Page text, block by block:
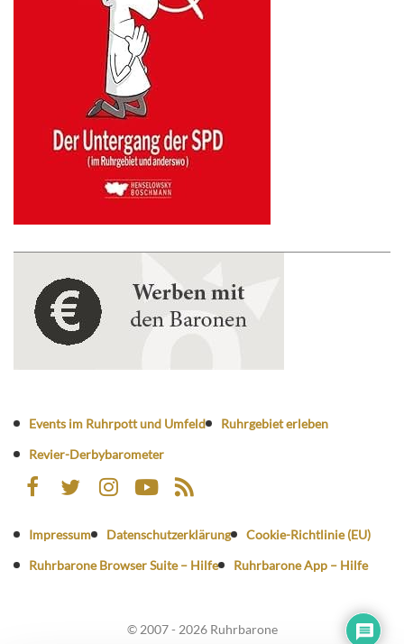
Events im Ruhrpott und Umfeld
Ruhrgebiet erleben
Revier-Derbybarometer
Impressum Datenschutzerklärung
Cookie-Richtlinie (EU)
Ruhrbarone Browser Suite – Hilfe
Ruhrbarone App – Hilfe
© 2007 - 2026 Ruhrbarone